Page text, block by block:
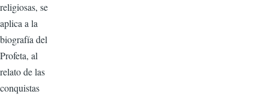
religiosas, se
aplica a la
biografía del
Profeta, al
relato de las
conquistas